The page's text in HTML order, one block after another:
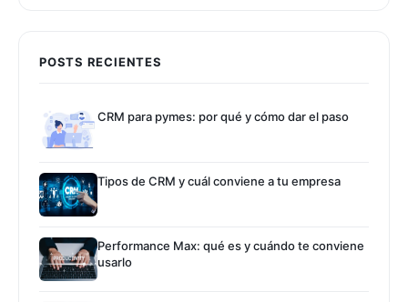
POSTS RECIENTES
CRM para pymes: por qué y cómo dar el paso
Tipos de CRM y cuál conviene a tu empresa
Performance Max: qué es y cuándo te conviene
usarlo